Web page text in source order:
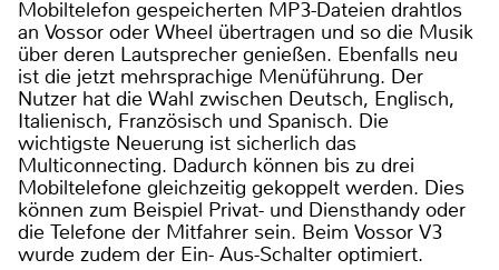
Mobiltelefon gespeicherten MP3-Dateien drahtlos
an Vossor oder Wheel übertragen und so die Musik
über deren Lautsprecher genießen. Ebenfalls neu
ist die jetzt mehrsprachige Menüführung. Der
Nutzer hat die Wahl zwischen Deutsch, Englisch,
Italienisch, Französisch und Spanisch. Die
wichtigste Neuerung ist sicherlich das
Multiconnecting. Dadurch können bis zu drei
Mobiltelefone gleichzeitig gekoppelt werden. Dies
können zum Beispiel Privat- und Diensthandy oder
die Telefone der Mitfahrer sein. Beim Vossor V3
wurde zudem der Ein- Aus-Schalter optimiert.